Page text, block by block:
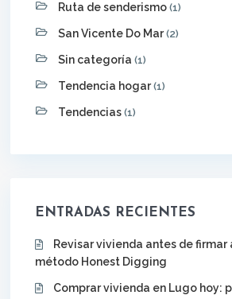
Ruta de senderismo (1)
San Vicente Do Mar(2)
Sin categoría (1)
Tendencia hogar(1)
Tendencias (1)
ENTRADAS RECIENTES
Revisar vivienda antes de firmar
método Honest Digging
Comprar vivienda en Lugo hoy: